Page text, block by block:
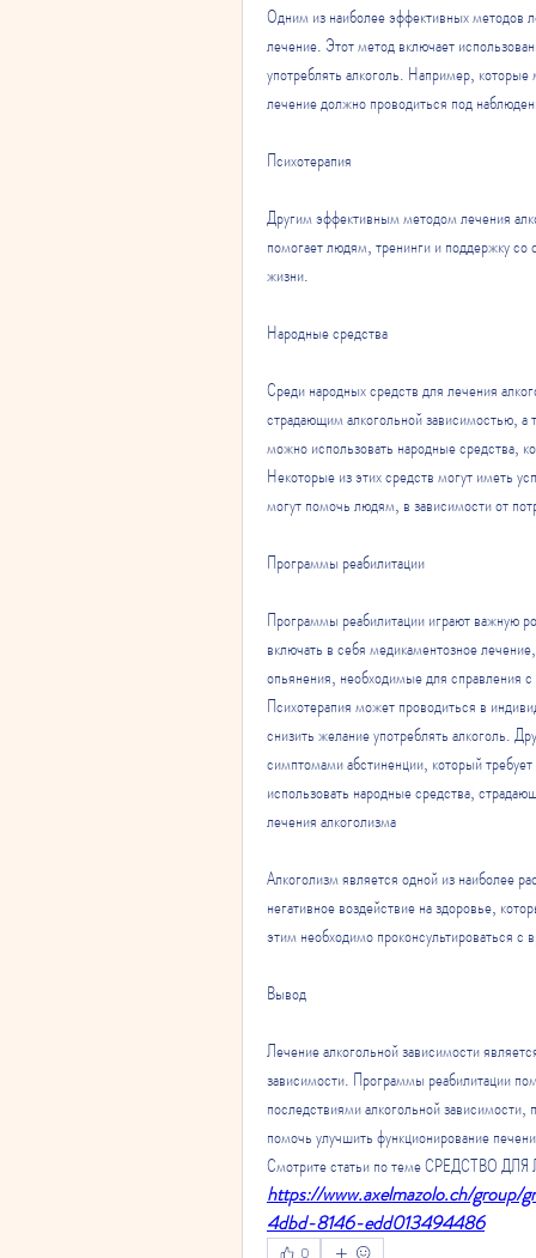
Одним из наиболее эффективных методов
лечение. Этот метод включает
употреблять алкоголь. Например, которые
лечение должно проводиться под
Психотерапия
Другим эффективным методом лечения
помогает людям, тренинги и поддержку со
жизни.
Народные средства
Среди народных средств для лечения
страдающим алкогольной зависимостью, а
можно использовать народные средства,
Некоторые из этих средств могут иметь
могут помочь людям, в зависимости от
Программы реабилитации
Программы реабилитации играют важную
включать в себя медикаментозное
опьянения, необходимые для справления
Психотерапия может проводиться в
снизить желание употреблять алкоголь.
симптомами абстиненции, который
использовать народные средства,
лечения алкоголизма
Алкоголизм является одной из наиболее
негативное воздействие на здоровье,
этим необходимо проконсультироваться
Вывод
Лечение алкогольной зависимости
зависимости. Программы реабилитации
последствиями алкогольной
помочь улучшить функционирование
Смотрите статьи по теме СРЕДСТВО
https://www.axelmazolo.ch/
4dbd-8146-edd013494486
0